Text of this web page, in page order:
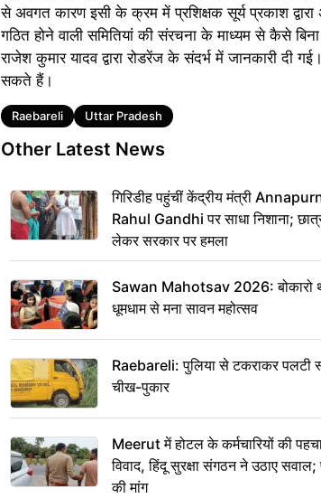
से अवगत कारण इसी के क्रम में प्रशिक्षक सूर्य प्रकाश
गठित होने वाली समितियां की संरचना के माध्यम से कैसे
राजेश कुमार यादव द्वारा रोडरेंज के संदर्भ में जानकारी दी
सकते हैं।
Tags
Raebareli Uttar Pradesh
Other Latest News
गिरिडीह पहुंचीं केंद्रीय मंत्री
Rahul Gandhi पर साधा निशाना;
लेकर सरकार पर हमला
Sawan Mahotsav 2026: बोकारो
धूमधाम से मना सावन महोत्सव
Raebareli: पुलिया से टकराकर पलटी
चीख-पुकार
Meerut में होटल के कर्मचारियों की
विवाद, हिंदू सुरक्षा संगठन ने उठाए
की मांग